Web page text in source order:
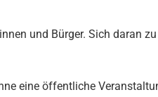
und Bürger. Sich daran
eine öffentliche